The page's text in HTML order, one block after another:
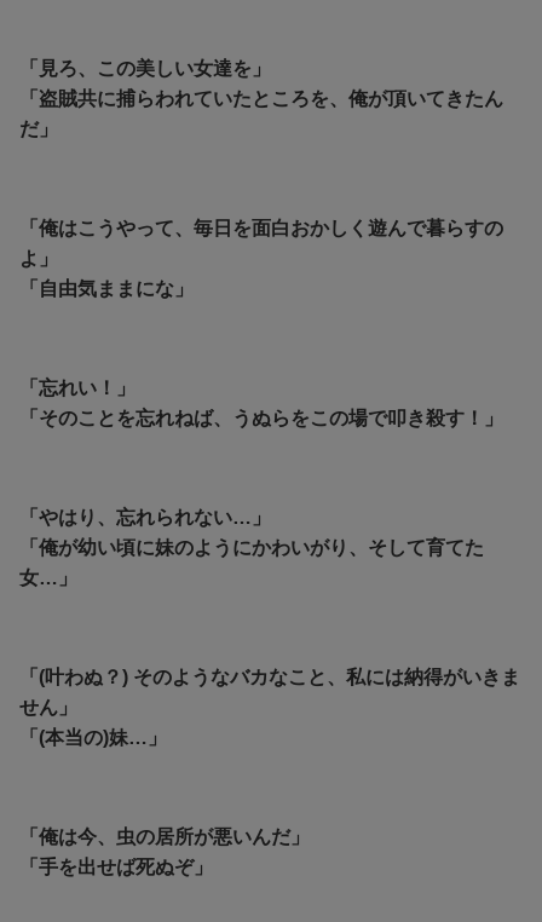
「見ろ、この美しい女達を」
「盗賊共に捕らわれていたところを、俺が頂いてきたん
だ」
「俺はこうやって、毎日を面白おかしく遊んで暮らすの
よ」
「自由気ままにな」
「忘れい！」
「そのことを忘れねば、うぬらをこの場で叩き殺す！」
「やはり、忘れられない…」
「俺が幼い頃に妹のようにかわいがり、そして育てた
女…」
「(叶わぬ？) そのようなバカなこと、私には納得がいきま
せん」
「(本当の)妹…」
「俺は今、虫の居所が悪いんだ」
「手を出せば死ぬぞ」